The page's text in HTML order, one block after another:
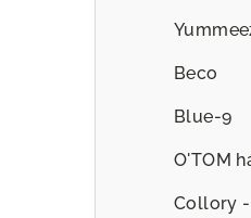
Beco
Blue-9
O'TOM
Collory